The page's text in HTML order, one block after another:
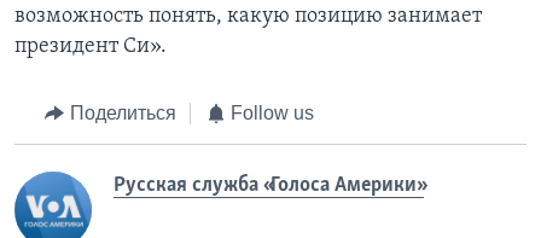
возможность понять, какую позицию занимает
президент Си».
Поделиться Follow us
Русская служба «Голоса Америки»